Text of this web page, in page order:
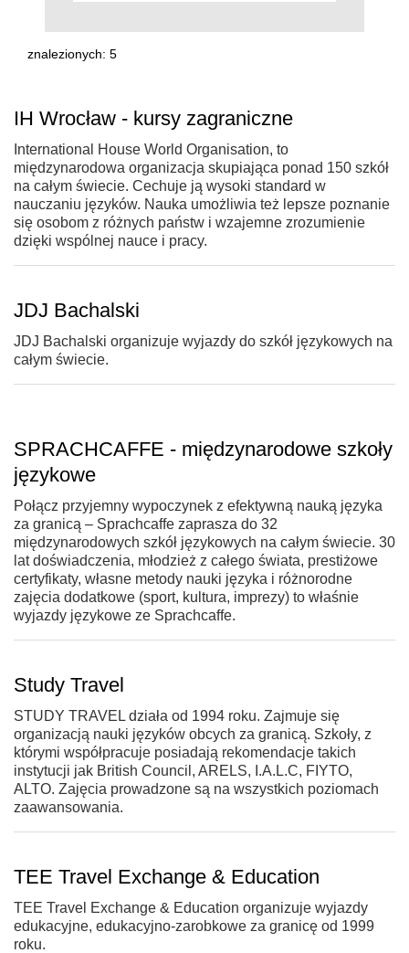
znalezionych: 5
IH Wrocław - kursy zagraniczne
International House World Organisation, to
międzynarodowa organizacja skupiająca ponad 150 szkół
na całym świecie. Cechuje ją wysoki standard w
nauczaniu języków. Nauka umożliwia też lepsze poznanie
się osobom z różnych państw i wzajemne zrozumienie
dzięki wspólnej nauce i pracy.
JDJ Bachalski
JDJ Bachalski organizuje wyjazdy do szkół językowych na
całym świecie.
SPRACHCAFFE - międzynarodowe szkoły
językowe
Połącz przyjemny wypoczynek z efektywną nauką języka
za granicą – Sprachcaffe zaprasza do 32
międzynarodowych szkół językowych na całym świecie. 30
lat doświadczenia, młodzież z całego świata, prestiżowe
certyfikaty, własne metody nauki języka i różnorodne
zajęcia dodatkowe (sport, kultura, imprezy) to właśnie
wyjazdy językowe ze Sprachcaffe.
Study Travel
STUDY TRAVEL działa od 1994 roku. Zajmuje się
organizacją nauki języków obcych za granicą. Szkoły, z
którymi współpracuje posiadają rekomendacje takich
instytucji jak British Council, ARELS, I.A.L.C, FIYTO,
ALTO. Zajęcia prowadzone są na wszystkich poziomach
zaawansowania.
TEE Travel Exchange & Education
TEE Travel Exchange & Education organizuje wyjazdy
edukacyjne, edukacyjno-zarobkowe za granicę od 1999
roku.